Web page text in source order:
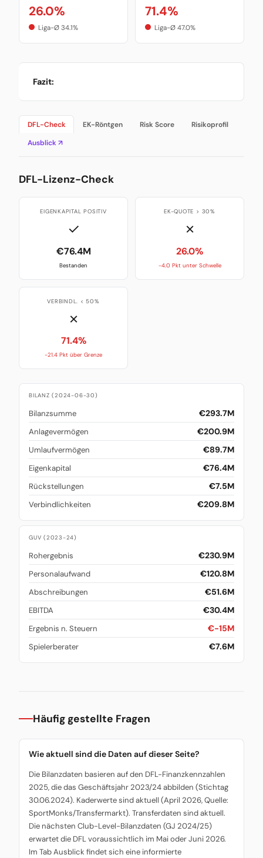
26.0%
Liga-Ø 34.1%
71.4%
Liga-Ø 47.0%
Fazit:
DFL-Check EK-Röntgen Risk Score
Risikoprofil
Ausblick ↗
DFL-Lizenz-Check
EIGENKAPITAL POSITIV
✓
€76.4M
Bestanden
EK-QUOTE > 30%
✗
26.0%
-4.0 Pkt unter Schwelle
VERBINDL. < 50%
✗
71.4%
-21.4 Pkt über Grenze
BILANZ (2024-06-30)
Bilanzsumme €293.7M
Anlagevermögen €200.9M
Umlaufvermögen €89.7M
Eigenkapital €76.4M
Rückstellungen €7.5M
Verbindlichkeiten €209.8M
GUV (2023-24)
Rohergebnis €230.9M
Personalaufwand €120.8M
Abschreibungen €51.6M
EBITDA €30.4M
Ergebnis n. Steuern €-15M
Spielerberater €7.6M
Häufig gestellte Fragen
Wie aktuell sind die Daten auf dieser Seite?
Die Bilanzdaten basieren auf den DFL-Finanzkennzahlen
2025, die das Geschäftsjahr 2023/24 abbilden (Stichtag
30.06.2024). Kaderwerte sind aktuell (April 2026, Quelle:
SportMonks/Transfermarkt). Transferdaten sind aktuell.
Die nächsten Club-Level-Bilanzdaten (GJ 2024/25)
erwartet die DFL voraussichtlich im Mai oder Juni 2026.
Im Tab Ausblick findet sich eine informierte